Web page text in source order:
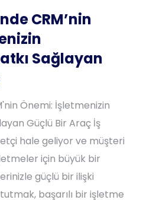
CRM’nin
Sağlayan
Önemi: İşletmenizin
Güçlü Bir Araç İş
hale geliyor ve müşteri
için büyük bir
güçlü bir ilişki
başarılı bir işletme